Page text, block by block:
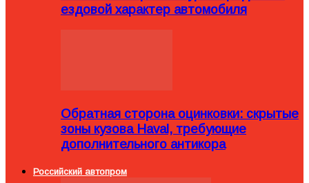
ездовой характер автомобиля
Обратная сторона оцинковки: скрытые
зоны кузова Haval, требующие
дополнительного антикора
Российский автопром